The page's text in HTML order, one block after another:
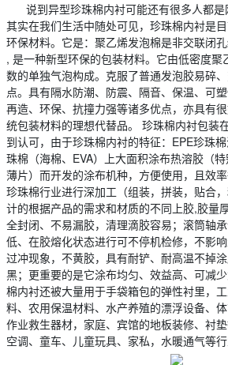
说到异型珍珠棉内衬可能还有很多人都
其实在我们生活中随处可见，珍珠棉内衬是
环保材料。它是：聚乙烯发泡棉是非交联闭
, 是一种新型环保的包装材料。它由低密度
数的单独气泡构成。克服了普通发泡胶易碎
点。具有隔水防潮、防震、隔音、保温、可
再造、环保、抗撞力强等诸多优点，亦具有
统包装材料的理想代替品。 珍珠棉内衬包装
到认可，由于珍珠棉内衬的特征：EPE珍珠
珠棉（海棉、EVA）上大面积涂布热溶胶（
薄片）而开发的涂布机种，方便使用，且效
珍珠棉行业进行深加工（组装，拼装，贴合
计的根据产品的需求和材质的不同上胶,胶量
全封闭、不易漏胶，清理滴胶容易；滚筒轴
低、在胶熔化状态进行可不停机检修，不影
过冲现象，不黄胶，具有耐铲、耐高温不掉
黑；更重要的是它涂布均匀、效益高、可减
棉内衬还被大量用于手袋箱包的弹性衬里，
料、农用保温材料、水产养殖的漂浮设备、
作业救生器材，家庭、宾馆的地板装修、衬
空调、童车、儿童玩具、家私，水暖通气等行